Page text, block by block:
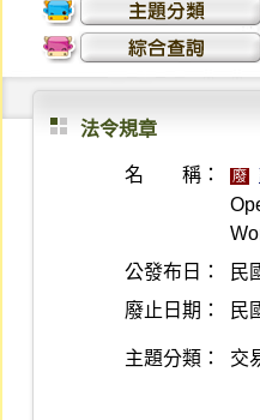
法令規章
名 稱： 廢
公發布日：
民
廢止日期：
民
主題分類： 交